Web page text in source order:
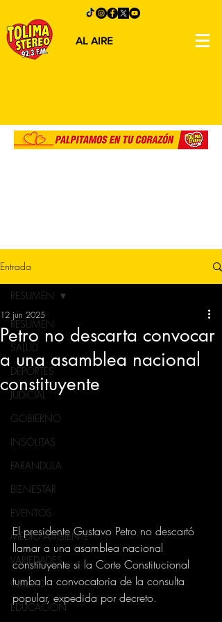
AL AIRE
Entrada
RESUMEN
SALUD
DEPORTES
JUDICIAL
GOBIERNO
INSÓLITAS
FARANDULA
BIENESTAR
EVENTOS
MEDIO AMBIENTE
VARIEDADES
CIUDAD
EDUCACION
RESUMEN
Petro no descarta convocar
a una asamblea nacional
constituyente
12 jun 2025
El presidente Gustavo Petro no descartó
llamar a una asamblea nacional
constituyente si la Corte Constitucional
tumba la convocatoria de la consulta
popular, expedida por decreto.